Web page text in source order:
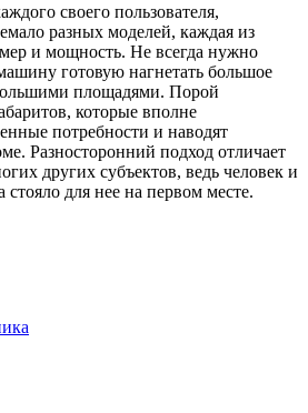
своего пользователя,
разных моделей, каждая из
и мощность. Не всегда нужно
готовую нагнетать большое
площадями. Порой
которые вполне
потребности и наводят
Разносторонний подход отличает
других субъектов, ведь человек и
стояло для нее на первом месте.